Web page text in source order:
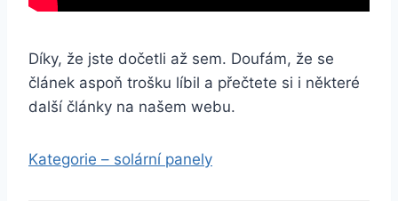
Díky, že jste dočetli až sem. Doufám, že se
článek aspoň trošku líbil a přečtete si i některé
další články na našem webu.
Kategorie – solární panely